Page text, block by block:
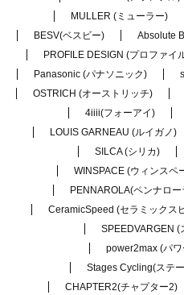
MULLER (ミューラー)
BESV(ベスビー)
Absolute
PROFILE DESIGN (プロファイ
Panasonic (パナソニック)
OSTRICH (オーストリッチ)
4iiii(フォーアイ)
LOUIS GARNEAU (ルイガノ)
SILCA (シリカ)
WINSPACE (ウィンスペ
PENNAROLA(ペンナロー
CeramicSpeed (セラミックス
SPEEDVARGEN (
power2max (パ
Stages Cycling(ステ
CHAPTER2(チャプター2)